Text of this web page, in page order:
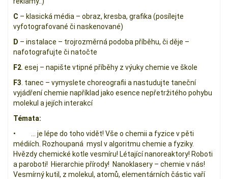
C – klasická média – obraz, kresba, grafika (posílejte
vyfotografované či naskenované)
D – instalace – trojrozměrná podoba příběhu, či děje –
nafotografujte či natočte
F2 . esej – napište vtipné příběhy z výuky chemie ve škole
F3 . tanec – vymyslete choreografii a nastudujte taneční
vyjádření chemie například jako esence nepřetržitého pohybu
molekul a jejích interakcí
Témata:
• … je lépe do toho vidět! Vše o chemii a fyzice v pěti
médiích. Rozhoupaná mysl v algoritmu chemie a fyziky.
Hvězdy chemické kotle vesmíru! Létající nanoreaktory! Roboti
a paroboti! Hierarchie přírody! Nanoklasery – chemie v nás!
Vesmírný kutil, z molekul, atomů, elementárních částic vaří